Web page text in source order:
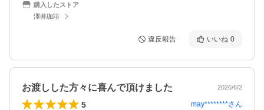
購入したストア
澤井珈琲
違反報告 いいね 0
お渡しした方々に喜んで頂けました 2026/6/2
5 may********さん